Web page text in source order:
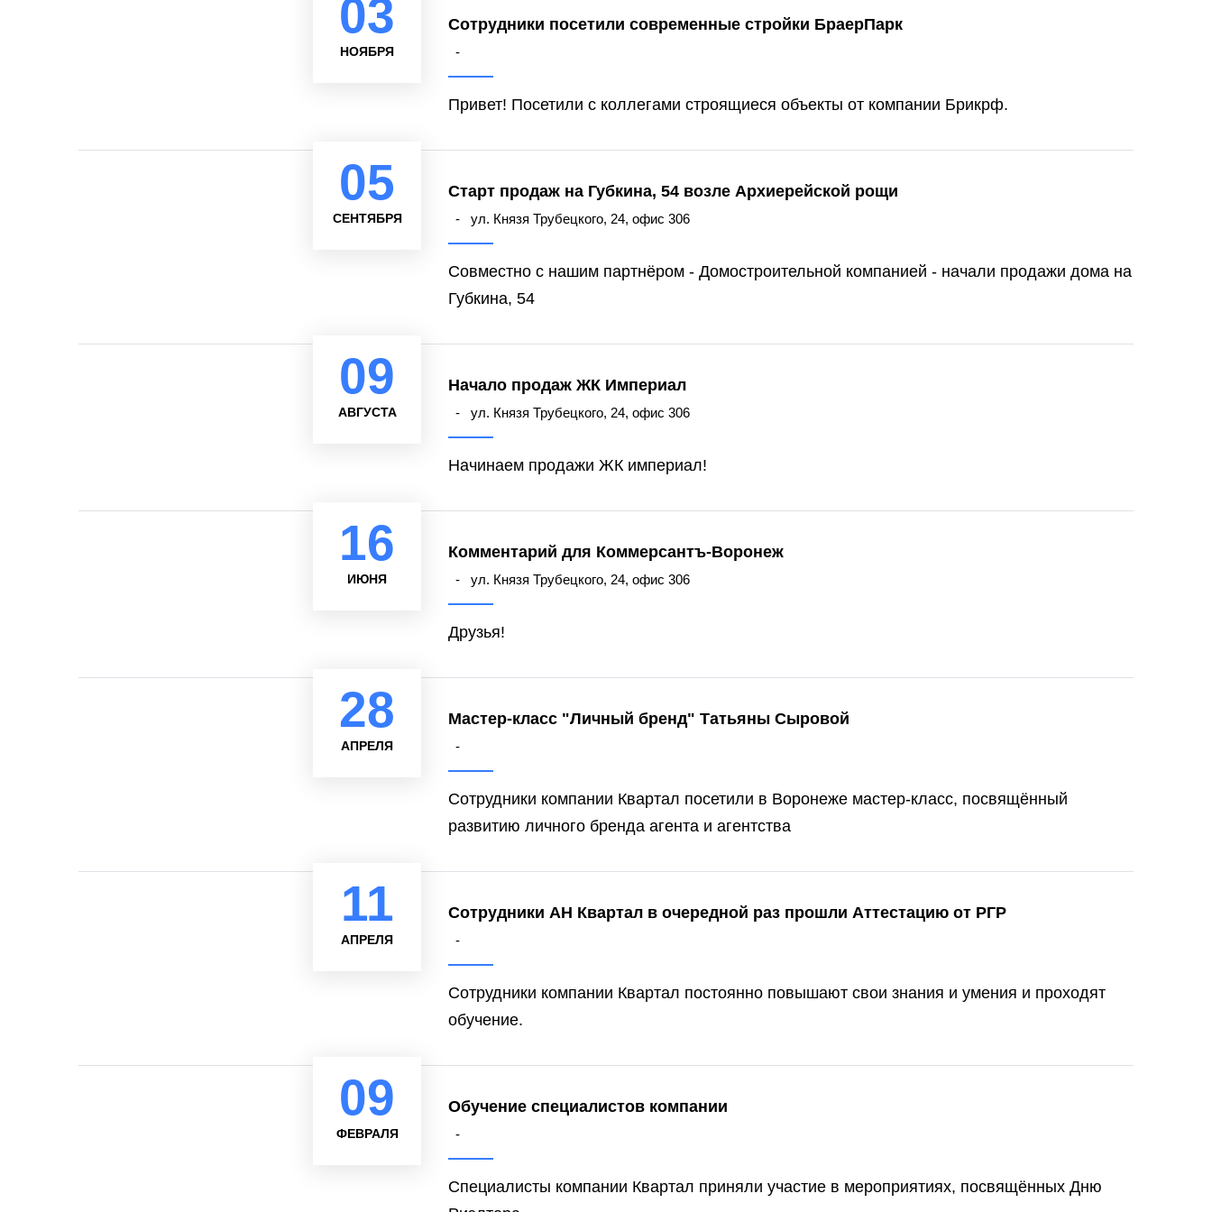
03
НОЯБРЯ
Сотрудники посетили современные стройки БраерПарк
-
Привет! Посетили с коллегами строящиеся объекты от компании Брикрф.
05
СЕНТЯБРЯ
Старт продаж на Губкина, 54 возле Архиерейской рощи
- ул. Князя Трубецкого, 24, офис 306
Совместно с нашим партнёром - Домостроительной компанией - начали продажи дома на
Губкина, 54
09
АВГУСТА
Начало продаж ЖК Империал
- ул. Князя Трубецкого, 24, офис 306
Начинаем продажи ЖК империал!
16
ИЮНЯ
Комментарий для Коммерсантъ-Воронеж
- ул. Князя Трубецкого, 24, офис 306
Друзья!
28
АПРЕЛЯ
Мастер-класс "Личный бренд" Татьяны Сыровой
-
Сотрудники компании Квартал посетили в Воронеже мастер-класс, посвящённый
развитию личного бренда агента и агентства
11
АПРЕЛЯ
Сотрудники АН Квартал в очередной раз прошли Аттестацию от РГР
-
Сотрудники компании Квартал постоянно повышают свои знания и умения и проходят
обучение.
09
ФЕВРАЛЯ
Обучение специалистов компании
-
Специалисты компании Квартал приняли участие в мероприятиях, посвящённых Дню